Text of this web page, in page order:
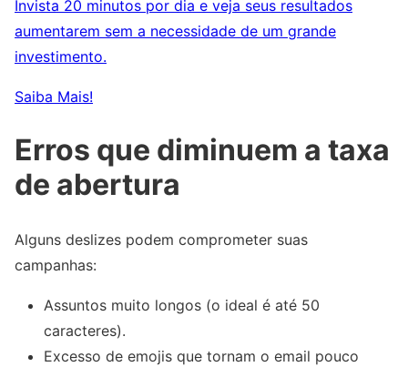
Invista 20 minutos por dia e veja seus resultados
aumentarem sem a necessidade de um grande
investimento.
Saiba Mais!
Erros que diminuem a taxa
de abertura
Alguns deslizes podem comprometer suas
campanhas:
Assuntos muito longos (o ideal é até 50
caracteres).
Excesso de emojis que tornam o email pouco